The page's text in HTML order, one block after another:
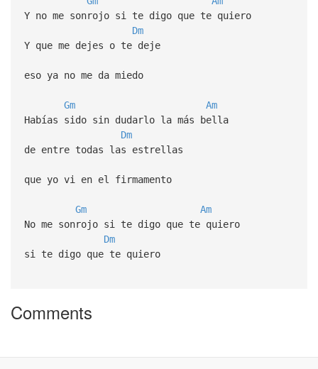
Y no me sonrojo si te digo que te quiero
Dm
Y que me dejes o te deje
eso ya no me da miedo
Gm
Am
Habías sido sin dudarlo la más bella
Dm
de entre todas las estrellas
que yo vi en el firmamento
Gm
Am
No me sonrojo si te digo que te quiero
Dm
si te digo que te quiero
Comments